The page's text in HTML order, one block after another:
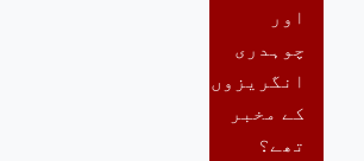
اور
چوہدری
انگریزوں
کے مخبر
تھے؟